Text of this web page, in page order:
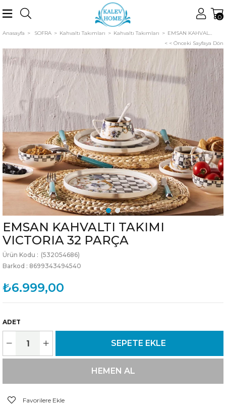
0
Anasayfa SOFRA Kahvaltı Takımları Kahvaltı Takımları
< < Önceki Sayfaya Dön
EMSAN KAHVALTI TAKIMI
VICTORIA 32 PARÇA
(532054686)
Barkod : 8699343494540
₺6.999,00
ADET
Favorilere Ekle